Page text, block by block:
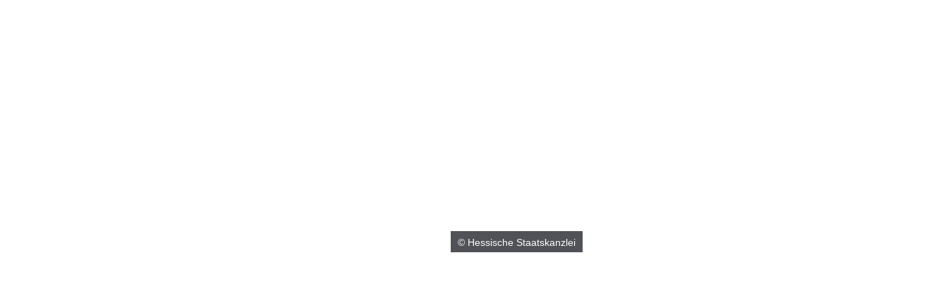
© Hessische Staatskanzlei